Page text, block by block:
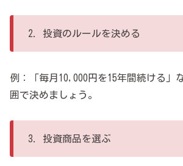
2．投資のルールを決める
例：「毎月10,000円を15年間続ける」
囲で決めましょう。
3．投資商品を選ぶ